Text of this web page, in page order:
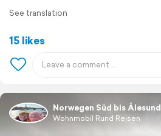
See translation
15 likes
Norwegen Süd bis Ålesund
Wohnmobil Rund Reisen